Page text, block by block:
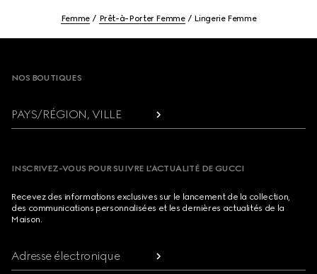
Femme Prêt-à-Porter Femme Lingerie Femme
NOS BOUTIQUES
PAYS/RÉGION, VILLE
INSCRIVEZ-VOUS POUR SUIVRE L’ACTUALITÉ DE GUCCI
Recevez des informations exclusives sur le lancement de la collection,
des communications personnalisées et les dernières actualités de la
Maison.
Adresse électronique